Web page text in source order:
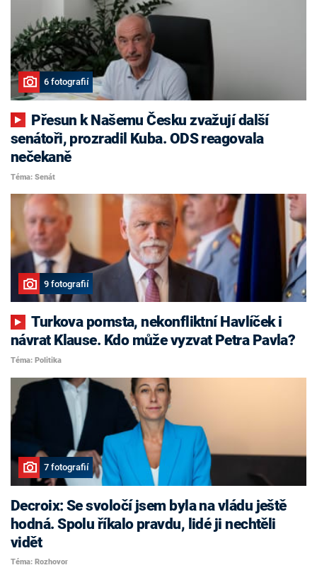
6 fotografií
senátoři, prozradil Kuba. ODS reagovala
nečekaně
Téma: Senát
9 fotografií
Turkova pomsta, nekonfliktní Havlíček i
návrat Klause. Kdo může vyzvat Petra Pavla?
Téma: Politika
7 fotografií
Decroix: Se svoločí jsem byla na vládu ještě
hodná. Spolu říkalo pravdu, lidé ji nechtěli
vidět
Téma: Rozhovor